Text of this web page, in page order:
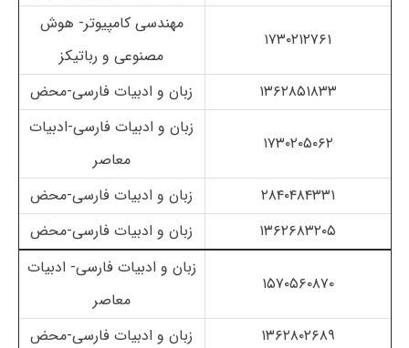
۱۷۳۰۲۱۲۷۶۱
مهندسی کامپیوتر- هوش
مصنوعی و رباتیکز
۱۳۶۲۸۵۱۸۳۳
زبان و ادبیات فارسی-محض
۱۷۳۰۲۰۵۰۶۲
زبان و ادبیات فارسی-ادبیات
معاصر
۲۸۴۰۴۸۴۳۳۱
زبان و ادبیات فارسی-محض
۱۳۶۲۶۸۳۲۰۵
زبان و ادبیات فارسی-محض
۱۵۷۰۵۶۰۸۷۰
زبان و ادبیات فارسی- ادبیات
معاصر
۱۳۶۲۸۰۲۶۸۹
زبان و ادبیات فارسی-محض